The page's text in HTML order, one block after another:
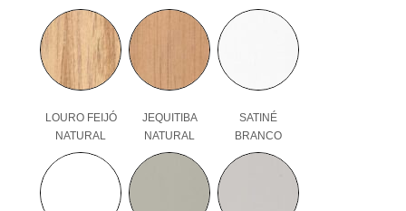
LOURO FEIJÓ
NATURAL
JEQUITIBA
NATURAL
SATINÉ
BRANCO